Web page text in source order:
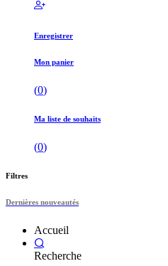
Enregistrer
Mon panier
(0)
Ma liste de souhaits
(0)
Filtres
Dernières nouveautés
Accueil
Recherche